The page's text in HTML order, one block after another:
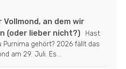
Vollmond, an dem wir
(oder lieber nicht?)
Hast
Purnima gehört? 2026 fällt das
am 29. Juli. Es...